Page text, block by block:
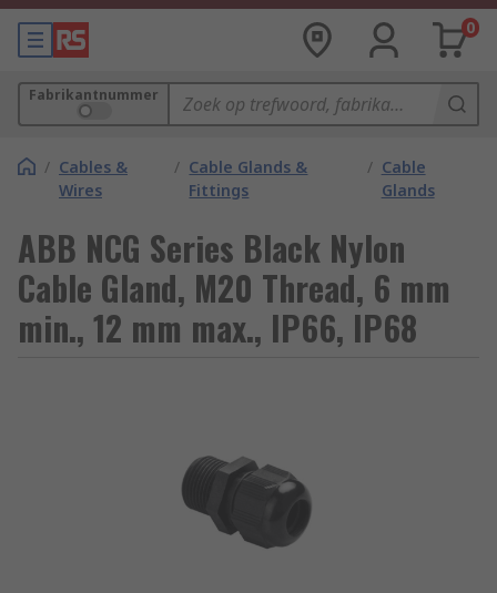
0
Fabrikantnummer
/ Cables &
Wires
/ Cable Glands &
Fittings
/ Cable
Glands
ABB NCG Series Black Nylon
Cable Gland, M20 Thread, 6 mm
min., 12 mm max., IP66, IP68